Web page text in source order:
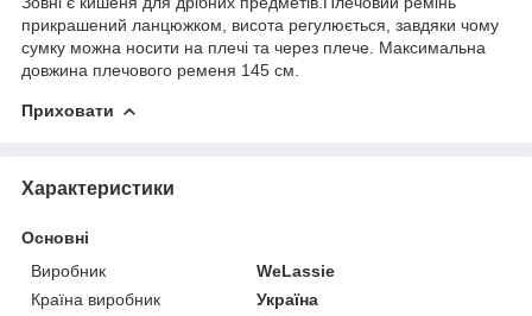
прикрашений ланцюжком, висота регулюється, завдяки чому
сумку можна носити на плечі та через плече. Максимальна
довжина плечового ременя 145 см.
Приховати
Характеристики
Основні
Виробник
WeLassie
Країна виробник
Україна